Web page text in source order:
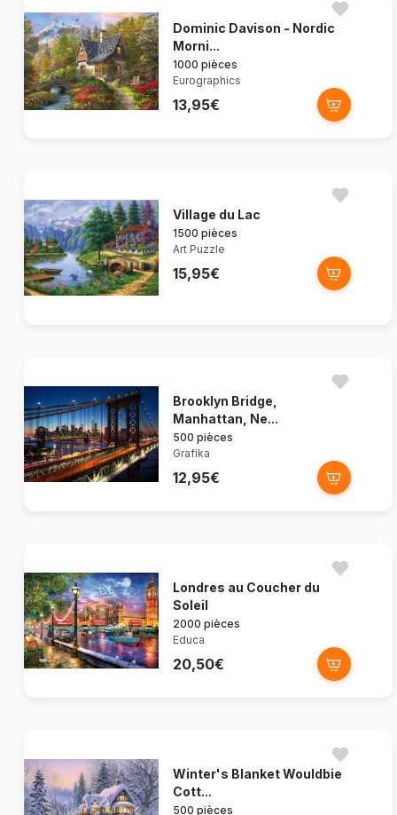
Dominic Davison - Nordic
Morni...
1000 pièces
Eurographics
13,95€
Village du Lac
1500 pièces
Art Puzzle
15,95€
Brooklyn Bridge,
Manhattan, Ne...
500 pièces
Grafika
12,95€
Londres au Coucher du
Soleil
2000 pièces
Educa
20,50€
Winter's Blanket Wouldbie
Cott...
500 pièces